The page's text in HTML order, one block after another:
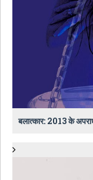
बलात्कार: 2013 के